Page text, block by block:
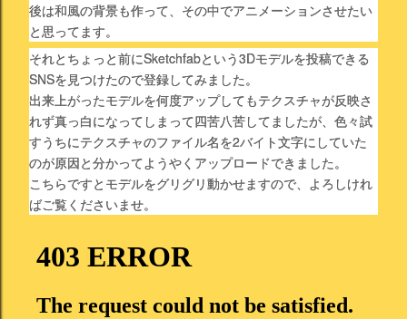
後は和風の背景も作って、その中でアニメーションさせたい
と思ってます。
それとちょっと前にSketchfabという3Dモデルを投稿できる
SNSを見つけたので登録してみました。
出来上がったモデルを何度アップしてもテクスチャが反映さ
れず真っ白になってしまって四苦八苦してましたが、色々試
すうちにテクスチャのファイル名を2バイト文字にしていた
のが原因と分かってようやくアップロードできました。
こちらですとモデルをグリグリ動かせますので、よろしけれ
ばご覧くださいませ。